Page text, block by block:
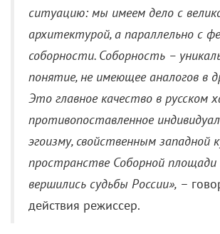
ситуацию: мы имеем дело с
архитектурой, а параллельно с
соборности. Соборность –
понятие, не имеющее аналогов в
Это главное качество в русском
противопоставленное
эгоизму, свойственным западной
пространстве Соборной площади
вершились судьбы России», –
действия режиссер.